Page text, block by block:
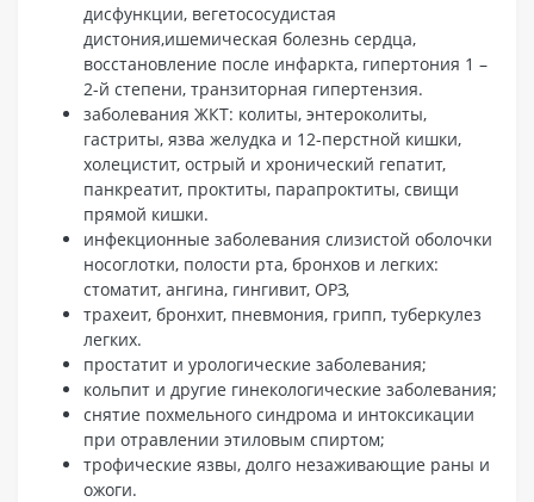
дисфункции, вегетососудистая
дистония,ишемическая болезнь сердца,
восстановление после инфаркта, гипертония 1 –
2-й степени, транзиторная гипертензия.
заболевания ЖКТ: колиты, энтероколиты,
гастриты, язва желудка и 12-перстной кишки,
холецистит, острый и хронический гепатит,
панкреатит, проктиты, парапроктиты, свищи
прямой кишки.
инфекционные заболевания слизистой оболочки
носоглотки, полости рта, бронхов и легких:
стоматит, ангина, гингивит, ОРЗ,
трахеит, бронхит, пневмония, грипп, туберкулез
легких.
простатит и урологические заболевания;
кольпит и другие гинекологические заболевания;
снятие похмельного синдрома и интоксикации
при отравлении этиловым спиртом;
трофические язвы, долго незаживающие раны и
ожоги.